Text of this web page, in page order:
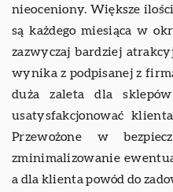
nieoceniony. Większe
są każdego miesiąca w
zazwyczaj bardziej
wynika z podpisanej z
duża zaleta dla
usatysfakcjonować
Przewożone w
zminimalizowanie
a dla klienta powód do